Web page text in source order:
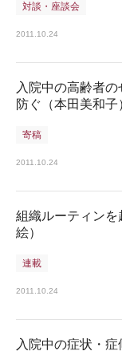
対談・座談会
2011.10.24
入院中の高齢者
防ぐ（本田美和子
寄稿
2011.10.24
組織ルーティン
絵）
連載
2011.10.24
入院中の症状・症